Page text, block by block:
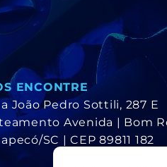
ENCONTRE
João Pedro Sottili, 287 E
Avenida | Bom
SC | CEP 89811 182